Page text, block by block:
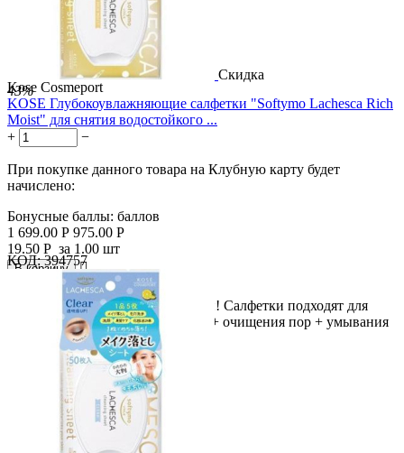
Скидка
43%
Kose Cosmeport
KOSE Глубокоувлажняющие салфетки "Softymo Lachesca Rich
Moist" для снятия водостойкого ...
+
−
При покупке данного товара на Клубную карту будет
начислено:
Бонусные баллы: баллов
1 699.00 Р 975.00 Р
19.50 Р за 1.00 шт
В корзину

5 в 1 для чистой и красивой кожи! Салфетки подходят для
удаления водостойкого макияжа + очищения пор + умывания
КОД: 394757